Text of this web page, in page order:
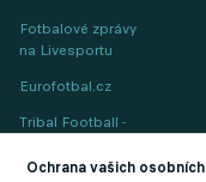
Fotbalové zprávy
na Livesportu
Eurofotbal.cz
Tribal Football -
(EN)
Ochrana vašich